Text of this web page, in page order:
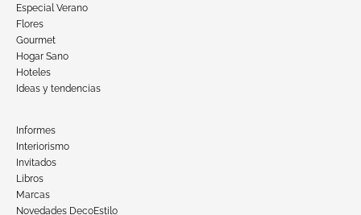
Especial Verano
Flores
Gourmet
Hogar Sano
Hoteles
Ideas y tendencias
Informes
Interiorismo
Invitados
Libros
Marcas
Novedades DecoEstilo